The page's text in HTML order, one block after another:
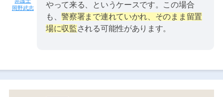
岡野武志
やって来る、というケースです。この場合
も、警察署まで連れていかれ、そのまま留置
場に収監される可能性があります。